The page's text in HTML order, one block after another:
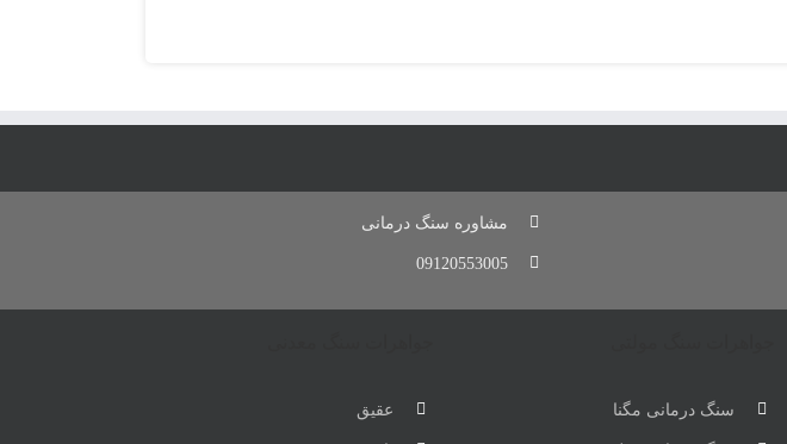
مشاوره سنگ درمانی
09120553005
سنگ درمانی مگنا عقیق